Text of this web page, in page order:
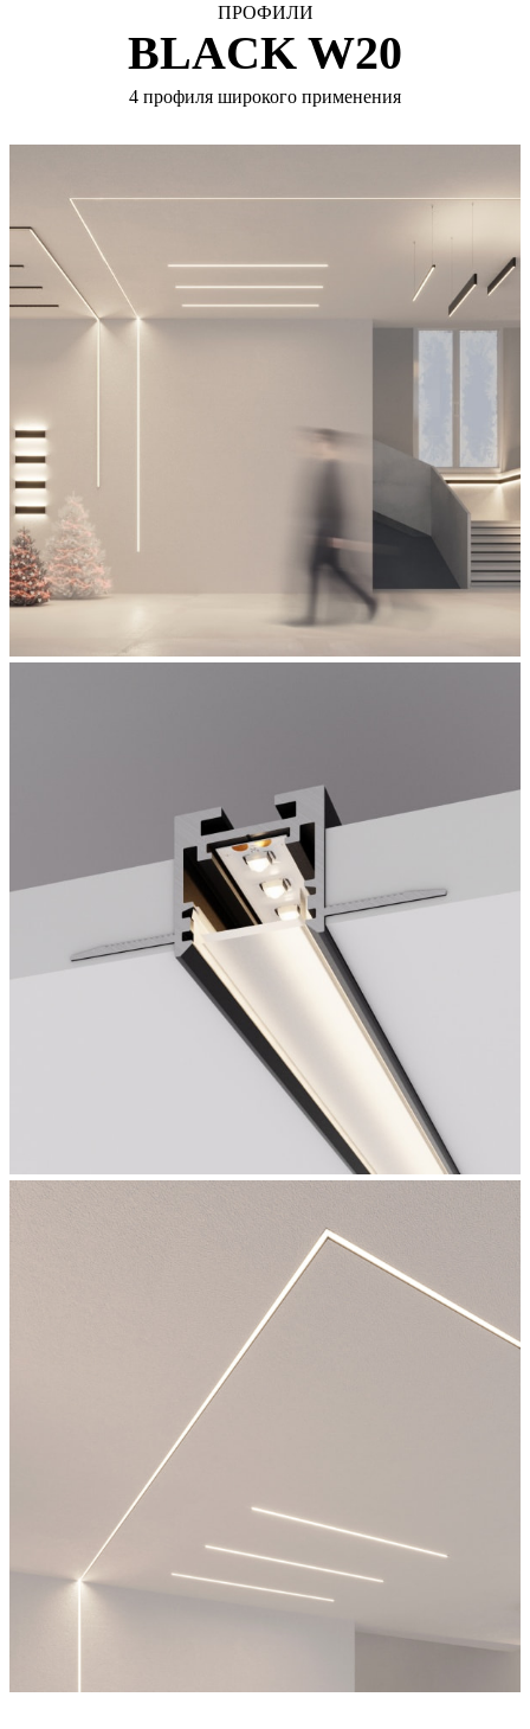
ПРОФИЛИ
BLACK W20
4 профиля широкого применения